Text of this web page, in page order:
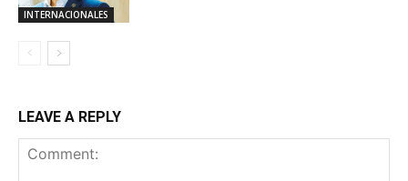
INTERNACIONALES
LEAVE A REPLY